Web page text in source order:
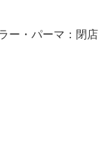
ー・パーマ：閉店